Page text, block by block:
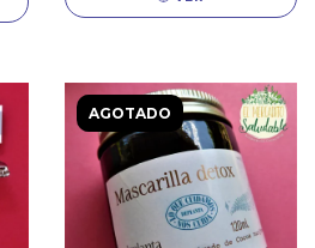
AGOTADO